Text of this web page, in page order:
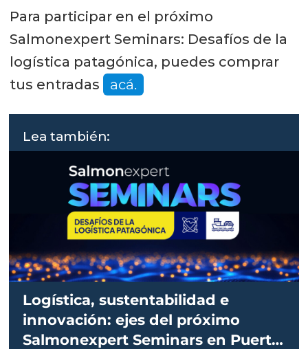
Para participar en el próximo
Salmonexpert Seminars: Desafíos de la
logística patagónica, puedes comprar
tus entradas
acá.
Lea también:
Logística, sustentabilidad e
innovación: ejes del próximo
Salmonexpert Seminars en Puerto